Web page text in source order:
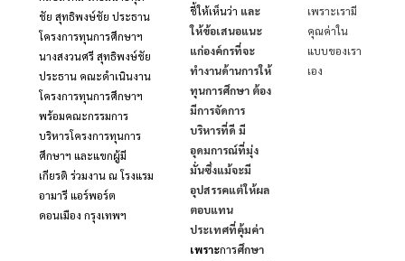
ชัย สุทธิพงษ์ชัย ประธาน
โครงการทุนการศึกษาฯ
นางสงวนศรี สุทธิพงษ์ชัย
ประธาน คณะดำเนินงาน
โครงการทุนการศึกษาฯ
พร้อมคณะกรรมการ
บริหารโครงการทุนการ
ศึกษาฯ และแขกผู้มี
เกียรติ ร่วมงาน ณ โรงแรม
อามารี แอร์พอร์ต
ดอนเมือง กรุงเทพฯ
ชี้ให้เห็นว่า และ
ให้ข้อเสนอแนะ
แก่องค์กรที่จะ
ทำงานด้านการให้
ทุนการศึกษา ต้อง
มีการจัดการ
บริหารที่ดี มี
อุดมการณ์ที่มุ่ง
มั่นซึ่งแม้จะมี
อุปสรรคแต่ให้ผล
ตอบแทน
ประเทศที่คุ้มค่า
เพราะการศึกษา
เพราะเรามี
คุณค่าใน
แบบของเรา
เอง